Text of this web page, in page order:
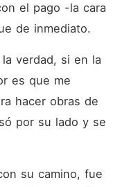
el pago -la cara
de inmediato.
verdad, si en la
es que me
hacer obras de
por su lado y se
su camino, fue